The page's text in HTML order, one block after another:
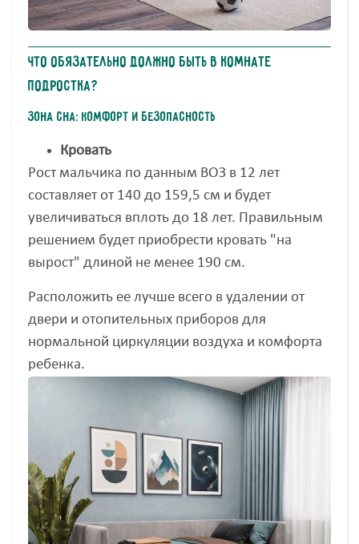
Что обязательно должно быть в комнате
подростка?
Зона сна: комфорт и безопасность
Кровать
Рост мальчика по данным ВОЗ в 12 лет
составляет от 140 до 159,5 см и будет
увеличиваться вплоть до 18 лет. Правильным
решением будет приобрести кровать "на
вырост" длиной не менее 190 см.
Расположить ее лучше всего в удалении от
двери и отопительных приборов для
нормальной циркуляции воздуха и комфорта
ребенка.